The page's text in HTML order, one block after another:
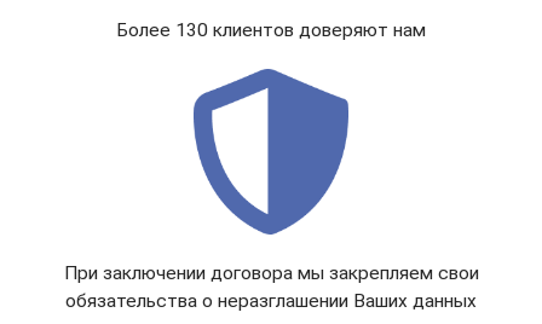
Более 130 клиентов доверяют нам
При заключении договора мы закрепляем свои
обязательства о неразглашении Ваших данных